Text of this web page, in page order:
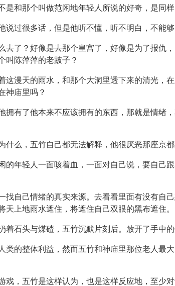
是和那个叫做范闲地年轻人所说的好奇，是同
说过很多话，但是他听不懂，听不明白，不能够
去了？好像是去那个皇宫了，好像是为了报仇
叫陈萍萍的老跛子？
这漫天的雨水，和那个大洞里透下来的清光，
神庙里吗？
拥有了他本来不应该拥有的东西，那就是情绪
什么，五竹自己都无法解释，他很厌恶那座京
的年轻人一面咳着血，一面对自己说，要自
找自己情绪的真实来源。去看看里面有没有自
天上地雨水遮住，将遮住自己双眼的黑布遮住。
着石头与煤碴，五竹沉默片刻后。放开了手中
类的整体利益，然而五竹和神庙里那位老人最
戏，五竹是这样认为，也是这样反应地，至少